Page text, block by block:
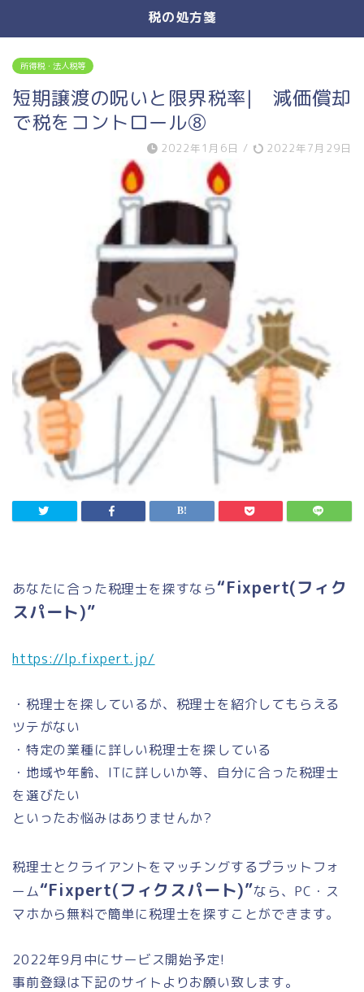
税の処方箋
所得税・法人税等
短期譲渡の呪いと限界税率| 減価償却
で税をコントロール⑧
2022年1月6日 / 2022年7月29日
あなたに合った税理士を探すなら“Fixpert(フィク
スパート)”
https://lp.fixpert.jp/
・税理士を探しているが、税理士を紹介してもらえる
ツテがない
・特定の業種に詳しい税理士を探している
・地域や年齢、ITに詳しいか等、自分に合った税理士
を選びたい
といったお悩みはありませんか?
税理士とクライアントをマッチングするプラットフォ
ーム“Fixpert(フィクスパート)”なら、PC・ス
マホから無料で簡単に税理士を探すことができます。
2022年9月中にサービス開始予定!
事前登録は下記のサイトよりお願い致します。